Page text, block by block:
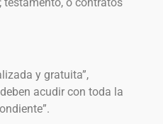
testamento, o contratos
y gratuita”,
acudir con toda la